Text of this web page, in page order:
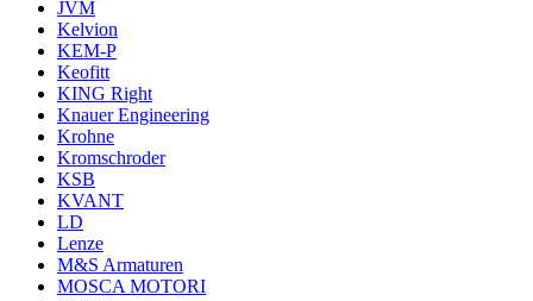
JVM
Kelvion
KEM-P
Keofitt
KING Right
Knauer Engineering
Krohne
Kromschroder
KSB
KVANT
LD
Lenze
M&S Armaturen
MOSCA MOTORI